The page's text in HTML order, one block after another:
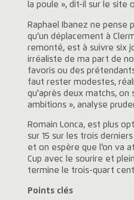
la poule », dit-il sur le site
Raphael Ibanez ne pense
qu’un déplacement à
remonté, est à suivre six
irréaliste de ma part de
favoris ou des
faut rester modestes,
qu'après deux matchs, on
ambitions », analyse
Romain Lonca, est plus
sur 15 sur les trois
et on espère que l’on va
Cup avec le sourire et
termine le trois-quart
Points clés